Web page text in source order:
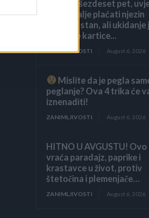
navršila šezdeset pet,
da ću i dalje plaćati njezin
luksuzni stan, ali ukidanje
dodatne kartice...
ZANIMLJIVOSTI August 6, 2026
Mislite da je pegla
peglanje? Ova 4 trika će
iznenaditi!
ZANIMLJIVOSTI August 6, 2026
HITNO U AVGUSTU! Ovo
vraća paradajz, paprike i
krastavce u život, protiv
štetočina i plemenjače…
ZANIMLJIVOSTI August 6, 2026